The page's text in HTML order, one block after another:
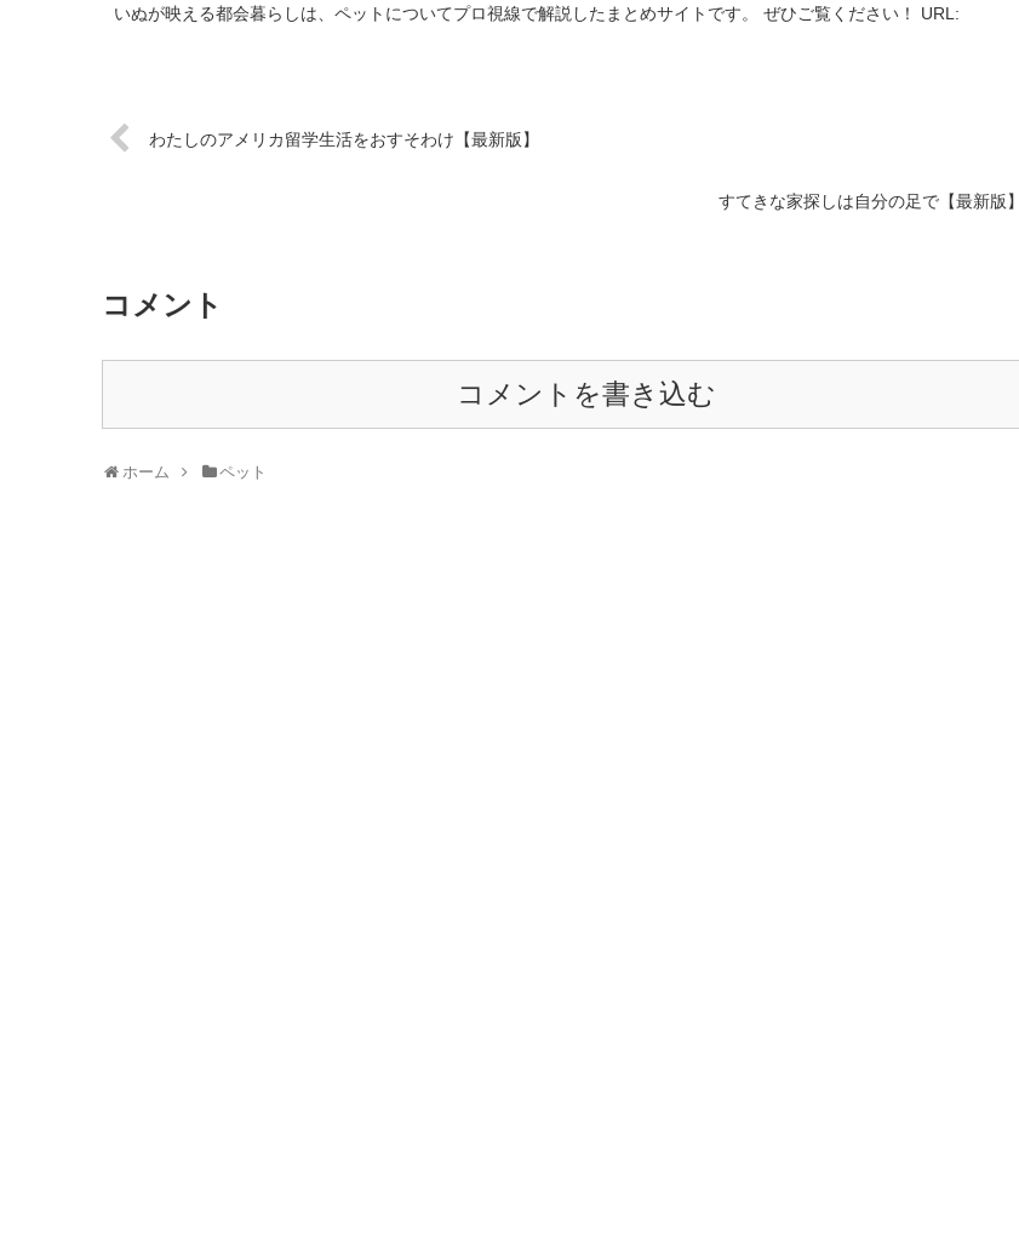
いぬが映える都会暮らしは、ペットについてプロ視線で解説したまとめサイトです。 ぜひご覧ください！ URL:
わたしのアメリカ留学生活をおすそわけ【最新版】
すてきな家探しは自分の足で【最新版】
コメント
コメントを書き込む
ホーム ペット